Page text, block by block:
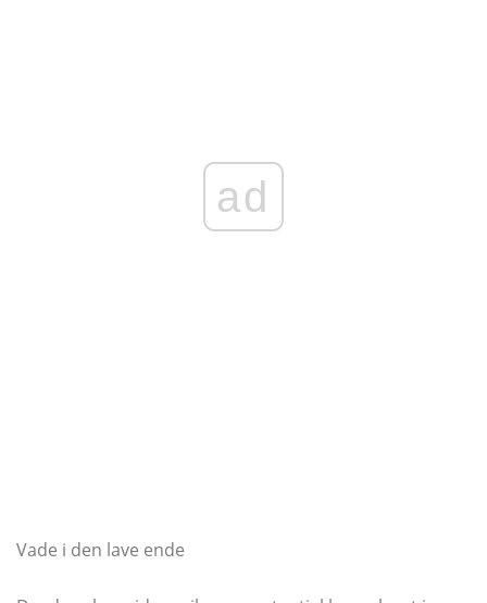
ad
Vade i den lave ende